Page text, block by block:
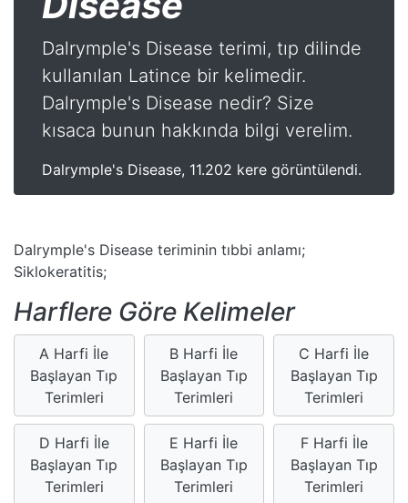
Dalrymple's Disease terimi, tıp dilinde
kullanılan Latince bir kelimedir.
Dalrymple's Disease nedir? Size
kısaca bunun hakkında bilgi verelim.
Dalrymple's Disease, 11.202 kere görüntülendi.
Dalrymple's Disease teriminin tıbbi anlamı;
Siklokeratitis;
Harflere Göre Kelimeler
A Harfi İle
Başlayan Tıp
Terimleri
B Harfi İle
Başlayan Tıp
Terimleri
C Harfi İle
Başlayan Tıp
Terimleri
D Harfi İle
Başlayan Tıp
Terimleri
E Harfi İle
Başlayan Tıp
Terimleri
F Harfi İle
Başlayan Tıp
Terimleri